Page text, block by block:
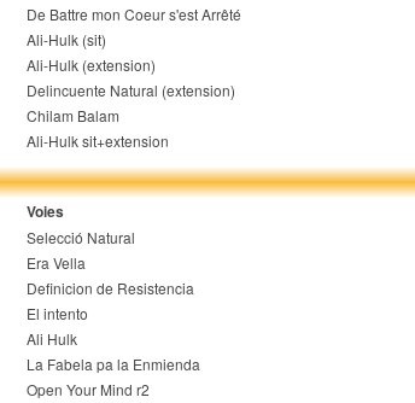
De Battre mon Coeur s'est Arrêté
Ali-Hulk (sit)
Ali-Hulk (extension)
Delincuente Natural (extension)
Chilam Balam
Ali-Hulk sit+extension
Voies
Selecció Natural
Era Vella
Definicion de Resistencia
El intento
Ali Hulk
La Fabela pa la Enmienda
Open Your Mind r2